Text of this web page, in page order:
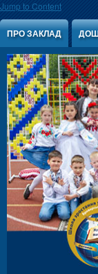
Jump to Content
ПРО ЗАКЛАД